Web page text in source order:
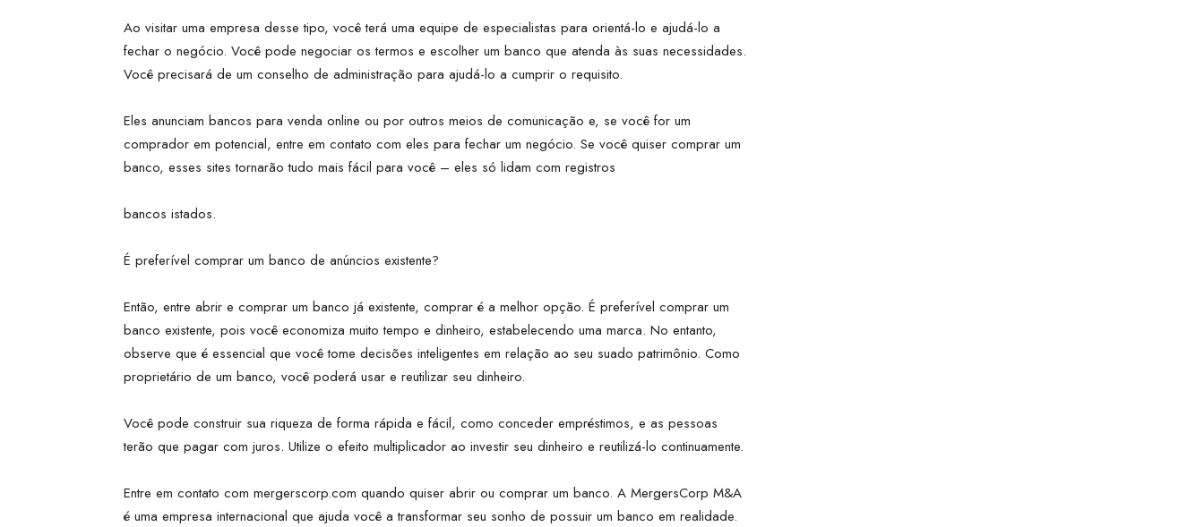
Ao visitar uma empresa desse tipo, você terá uma equipe de especialistas para orientá-lo e ajudá-lo a
fechar o negócio. Você pode negociar os termos e escolher um banco que atenda às suas necessidades.
Você precisará de um conselho de administração para ajudá-lo a cumprir o requisito.
Eles anunciam bancos para venda online ou por outros meios de comunicação e, se você for um
comprador em potencial, entre em contato com eles para fechar um negócio. Se você quiser comprar um
banco, esses sites tornarão tudo mais fácil para você – eles só lidam com registros
bancos istados.
É preferível comprar um banco de anúncios existente?
Então, entre abrir e comprar um banco já existente, comprar é a melhor opção. É preferível comprar um
banco existente, pois você economiza muito tempo e dinheiro, estabelecendo uma marca. No entanto,
observe que é essencial que você tome decisões inteligentes em relação ao seu suado patrimônio. Como
proprietário de um banco, você poderá usar e reutilizar seu dinheiro.
Você pode construir sua riqueza de forma rápida e fácil, como conceder empréstimos, e as pessoas
terão que pagar com juros. Utilize o efeito multiplicador ao investir seu dinheiro e reutilizá-lo continuamente.
Entre em contato com mergerscorp.com quando quiser abrir ou comprar um banco. A MergersCorp M&A
é uma empresa internacional que ajuda você a transformar seu sonho de possuir um banco em realidade.